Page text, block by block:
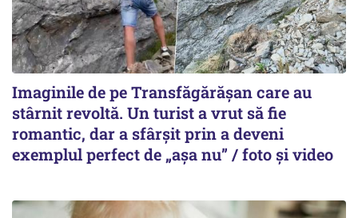
Imaginile de pe Transfăgărășan care au
stârnit revoltă. Un turist a vrut să fie
romantic, dar a sfârșit prin a deveni
exemplul perfect de „așa nu” / foto și video